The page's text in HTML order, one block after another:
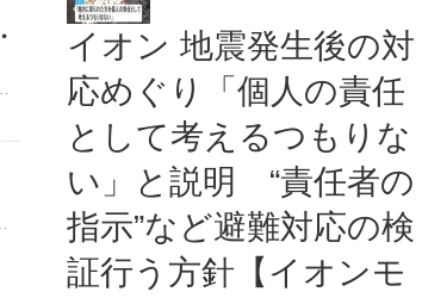
イオン 地震発生後の対
応めぐり「個人の責任
として考えるつもりな
い」と説明 “責任者の
指示”など避難対応の検
証行う方針【イオンモ